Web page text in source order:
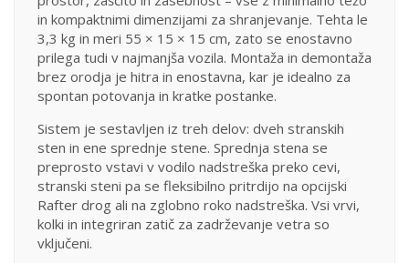
in kompaktnimi dimenzijami za shranjevanje. Tehta le
3,3 kg in meri 55 × 15 × 15 cm, zato se enostavno
prilega tudi v najmanjša vozila. Montaža in demontaža
brez orodja je hitra in enostavna, kar je idealno za
spontan potovanja in kratke postanke.
Sistem je sestavljen iz treh delov: dveh stranskih
sten in ene sprednje stene. Sprednja stena se
preprosto vstavi v vodilo nadstreška preko cevi,
stranski steni pa se fleksibilno pritrdijo na opcijski
Rafter drog ali na zglobno roko nadstreška. Vsi vrvi,
kolki in integriran zatič za zadrževanje vetra so
vključeni.